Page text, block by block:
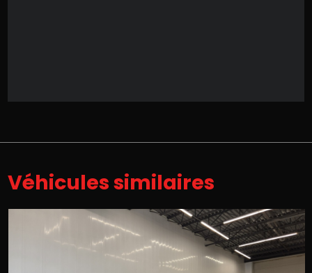
Véhicules similaires